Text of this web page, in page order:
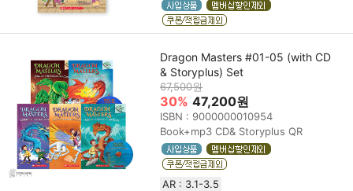
Dragon Masters #01-05 (with CD
& Storyplus) Set
67,500원
30% 47,200원
ISBN : 9000000010954
Book+mp3 CD& Storyplus QR
AR : 3.1-3.5